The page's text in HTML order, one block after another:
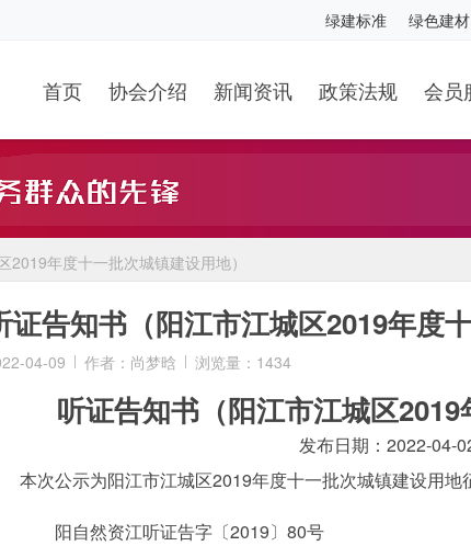
绿建标准 绿色建材
首页 协会介绍 新闻资讯 政策法规 会员
2019年度十一批次城镇建设用地）
证告知书（阳江市江城区2019年度
04-09 作者：尚梦晗 浏览量：1434
听证告知书（阳江市江城区2019
发布日期：2022-04-
次公示为阳江市江城区2019年度十一批次城镇建设用地
阳自然资江听证告字〔2019〕80号